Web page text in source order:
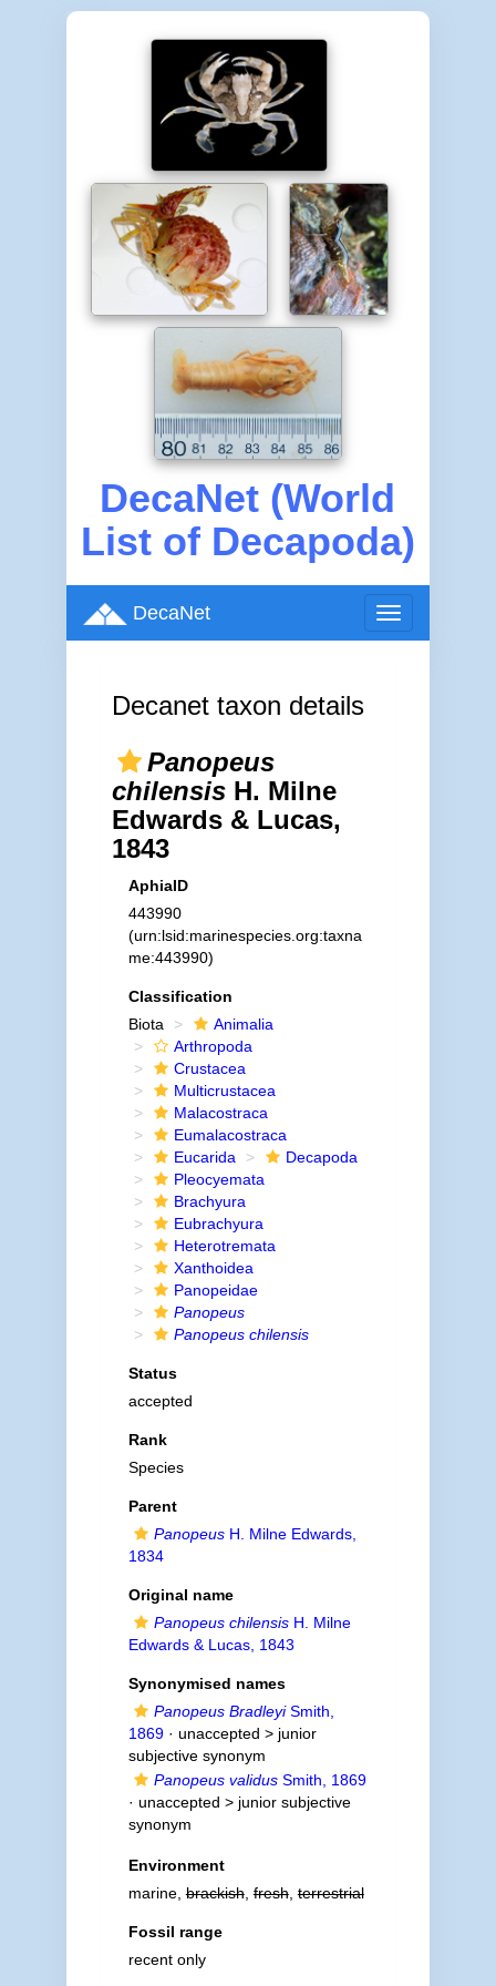
DecaNet (World
List of Decapoda)
Toggle
navigation
DecaNet
Decanet taxon details
Panopeus
chilensisH. Milne
Edwards & Lucas,
1843
AphiaID
443990
(urn:lsid:marinespecies.org:taxna
me:443990)
Classification
Biota
Animalia
Arthropoda
Crustacea
Multicrustacea
Malacostraca
Eumalacostraca
Eucarida
Decapoda
Pleocyemata
Brachyura
Eubrachyura
Heterotremata
Xanthoidea
Panopeidae
Panopeus
Panopeus chilensis
Status
accepted
Rank
Species
Parent
PanopeusH. Milne Edwards,
1834
Original name
Panopeus chilensisH. Milne
Edwards & Lucas, 1843
Synonymised names
Panopeus BradleyiSmith,
1869· unaccepted > junior
subjective synonym
Panopeus validusSmith, 1869
· unaccepted > junior subjective
synonym
Environment
marine,brackish,fresh,terrestrial
Fossil range
recent only